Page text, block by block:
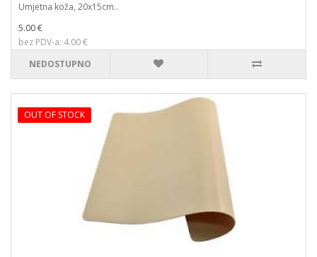
Umjetna koža, 20x15cm..
5.00 €
bez PDV-a: 4.00 €
NEDOSTUPNO
OUT OF STOCK